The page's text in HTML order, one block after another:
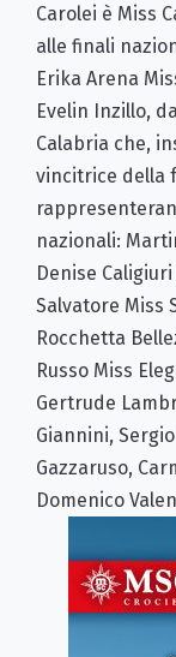
Carolei è Miss
alle finali
Erika Arena
Evelin Inzillo,
Calabria che,
vincitrice della
nazionali:
Denise
Salvatore Miss
Rocchetta
Russo Miss
Gertrude
Giannini,
Gazzaruso,
Domenico